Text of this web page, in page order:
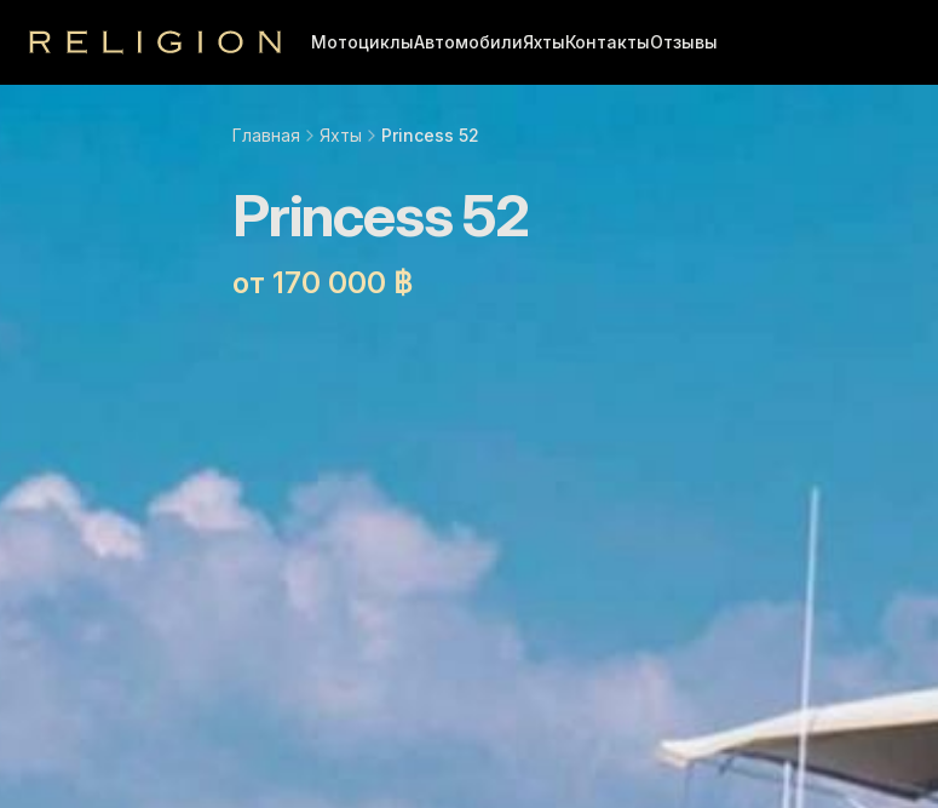
Religion
МотоциклыАвтомобилиЯхтыКонтактыОтзывы
Главная Яхты Princess 52
Princess 52
от 170 000 ฿